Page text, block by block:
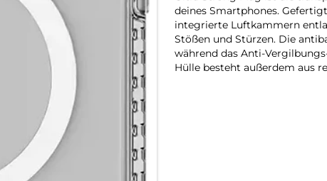
deines Smartphones.
integrierte Luftkammern
Stößen und Stürzen. Die
während das Anti-
Hülle besteht außerdem aus